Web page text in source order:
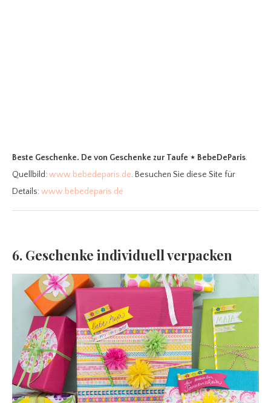
Beste Geschenke. De von Geschenke zur Taufe ⋆ BebeDeParis.
Quellbild:www.bebedeparis.de. Besuchen Sie diese Site für
Details:www.bebedeparis.de
6. Geschenke individuell verpacken